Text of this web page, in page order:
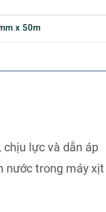
x 50m
chịu lực và dẫn áp
nước trong máy xịt